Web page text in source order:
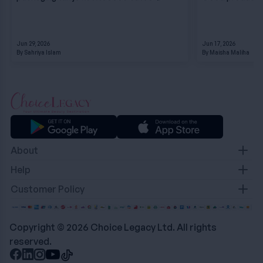
Jun 29, 2026
By Sahriya Islam
Jun 17, 2026
By Maisha Maliha
About
Contact
Career
Help
Terms & Condition
Customer Policy
Refund & Return Policy
Copyright © 2026 Choice Legacy Ltd. All rights
reserved.